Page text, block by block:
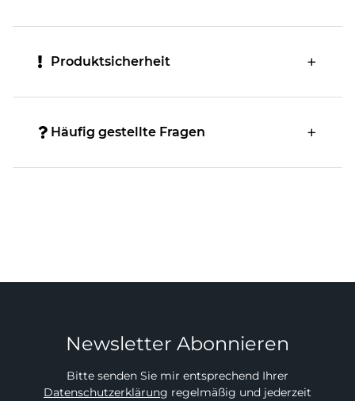
Produktsicherheit
Häufig gestellte Fragen
Newsletter Abonnieren
Bitte senden Sie mir entsprechend Ihrer
Datenschutzerklärung regelmäßig und jederzeit